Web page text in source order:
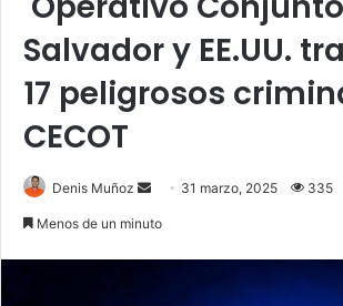
Salvador y EE.UU.
17 peligrosos
CECOT
Denis Muñoz
Send 31 marzo, 2025 335
Menos de un minuto